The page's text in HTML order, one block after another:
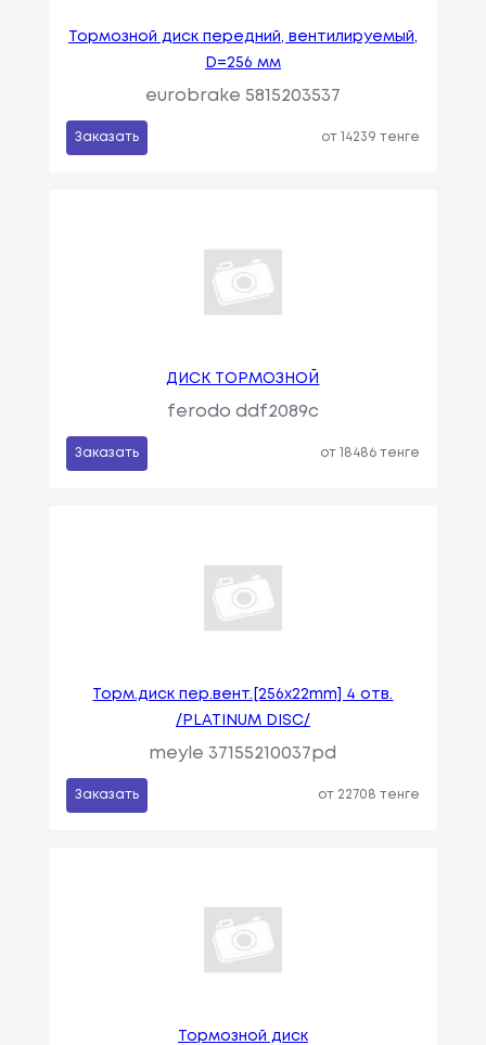
Тормозной диск передний, вентилируемый,
D=256 мм
eurobrake 5815203537
Заказать от 14239 тенге
ДИСК ТОРМОЗНОЙ
ferodo ddf2089c
Заказать от 18486 тенге
Торм.диск пер.вент.[256x22mm] 4 отв.
/PLATINUM DISC/
meyle 37155210037pd
Заказать от 22708 тенге
Тормозной диск